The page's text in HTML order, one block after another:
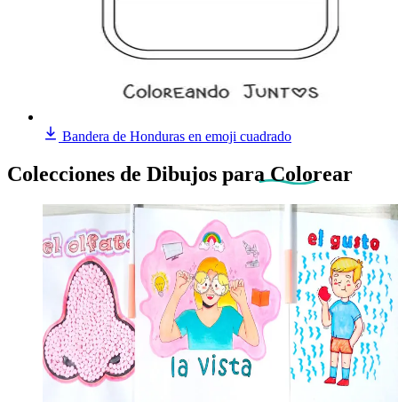
Bandera de Honduras en emoji cuadrado
Colecciones de Dibujos para Colorear